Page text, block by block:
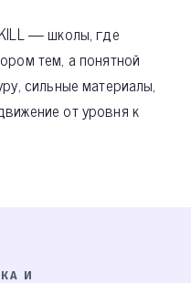
— школы, где
тем, а понятной
сильные материалы,
от уровня к
И